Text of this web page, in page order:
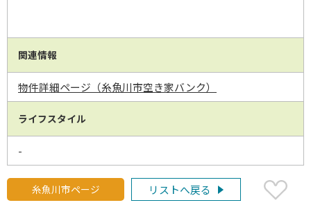
関連情報
物件詳細ページ（糸魚川市空き家バンク）
ライフスタイル
-
糸魚川市ページ リストへ戻る